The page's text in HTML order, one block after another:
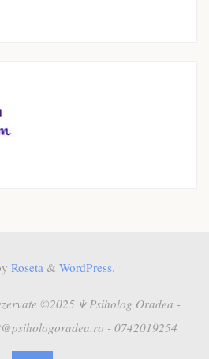
Roseta & WordPress.
©2025 Ψ Psiholog Oradea -
- 0742019254